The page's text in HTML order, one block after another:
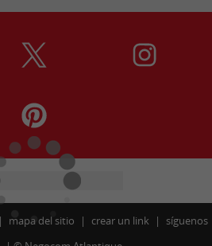
mapa del sitio crear un link
síguenos